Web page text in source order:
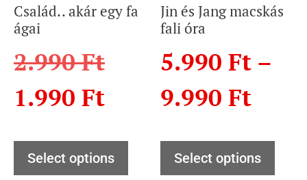
Család.. akár egy fa
ágai
2.990Ft
1.990 Ft
Select options
Jin és Jang macskás
fali óra
5.990 Ft –
9.990 Ft
Select options